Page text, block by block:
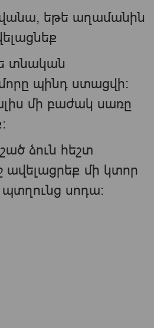
եթե աղամանին
տնական
պինդ ստացվի։
մի բաժակ սառը
ձուն հեշտ
ավելացրեք մի կտոր
սոդա։